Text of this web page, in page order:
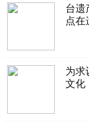
台遗
点在
为求
文化